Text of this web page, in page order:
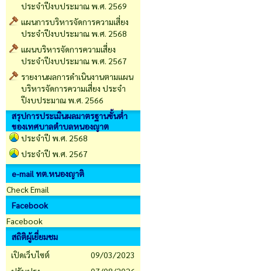
ประจำปีงบประมาณ พ.ศ. 2569
แผนการบริหารจัดการความเสี่ยง
ประจำปีงบประมาณ พ.ศ. 2568
แผนบริหารจัดการความเสี่ยง
ประจำปีงบประมาณ พ.ศ. 2567
รายงานผลการดำเนินงานตามแผน
บริหารจัดการความเสี่ยง ประจำ
ปีงบประมาณ พ.ศ. 2566
สรุปการประเมินผลมาตรฐานขั้นต่ำ
ของเทศบาลตำบลหนองญาต
ประจำปี พ.ศ. 2568
ประจำปี พ.ศ. 2567
e-mail ทต.หนองญาติ
Check Email
Facebook
Facebook
สถิติผู้เยี่ยมชม
เปิดเว็บไซต์
09/03/2023